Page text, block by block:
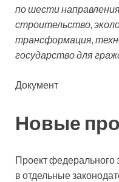
по шести
строительство,
трансформация,
государство для
Документ
Новые
Проект федерального
в отдельные